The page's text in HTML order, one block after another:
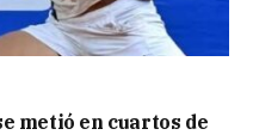
metió en cuartos de